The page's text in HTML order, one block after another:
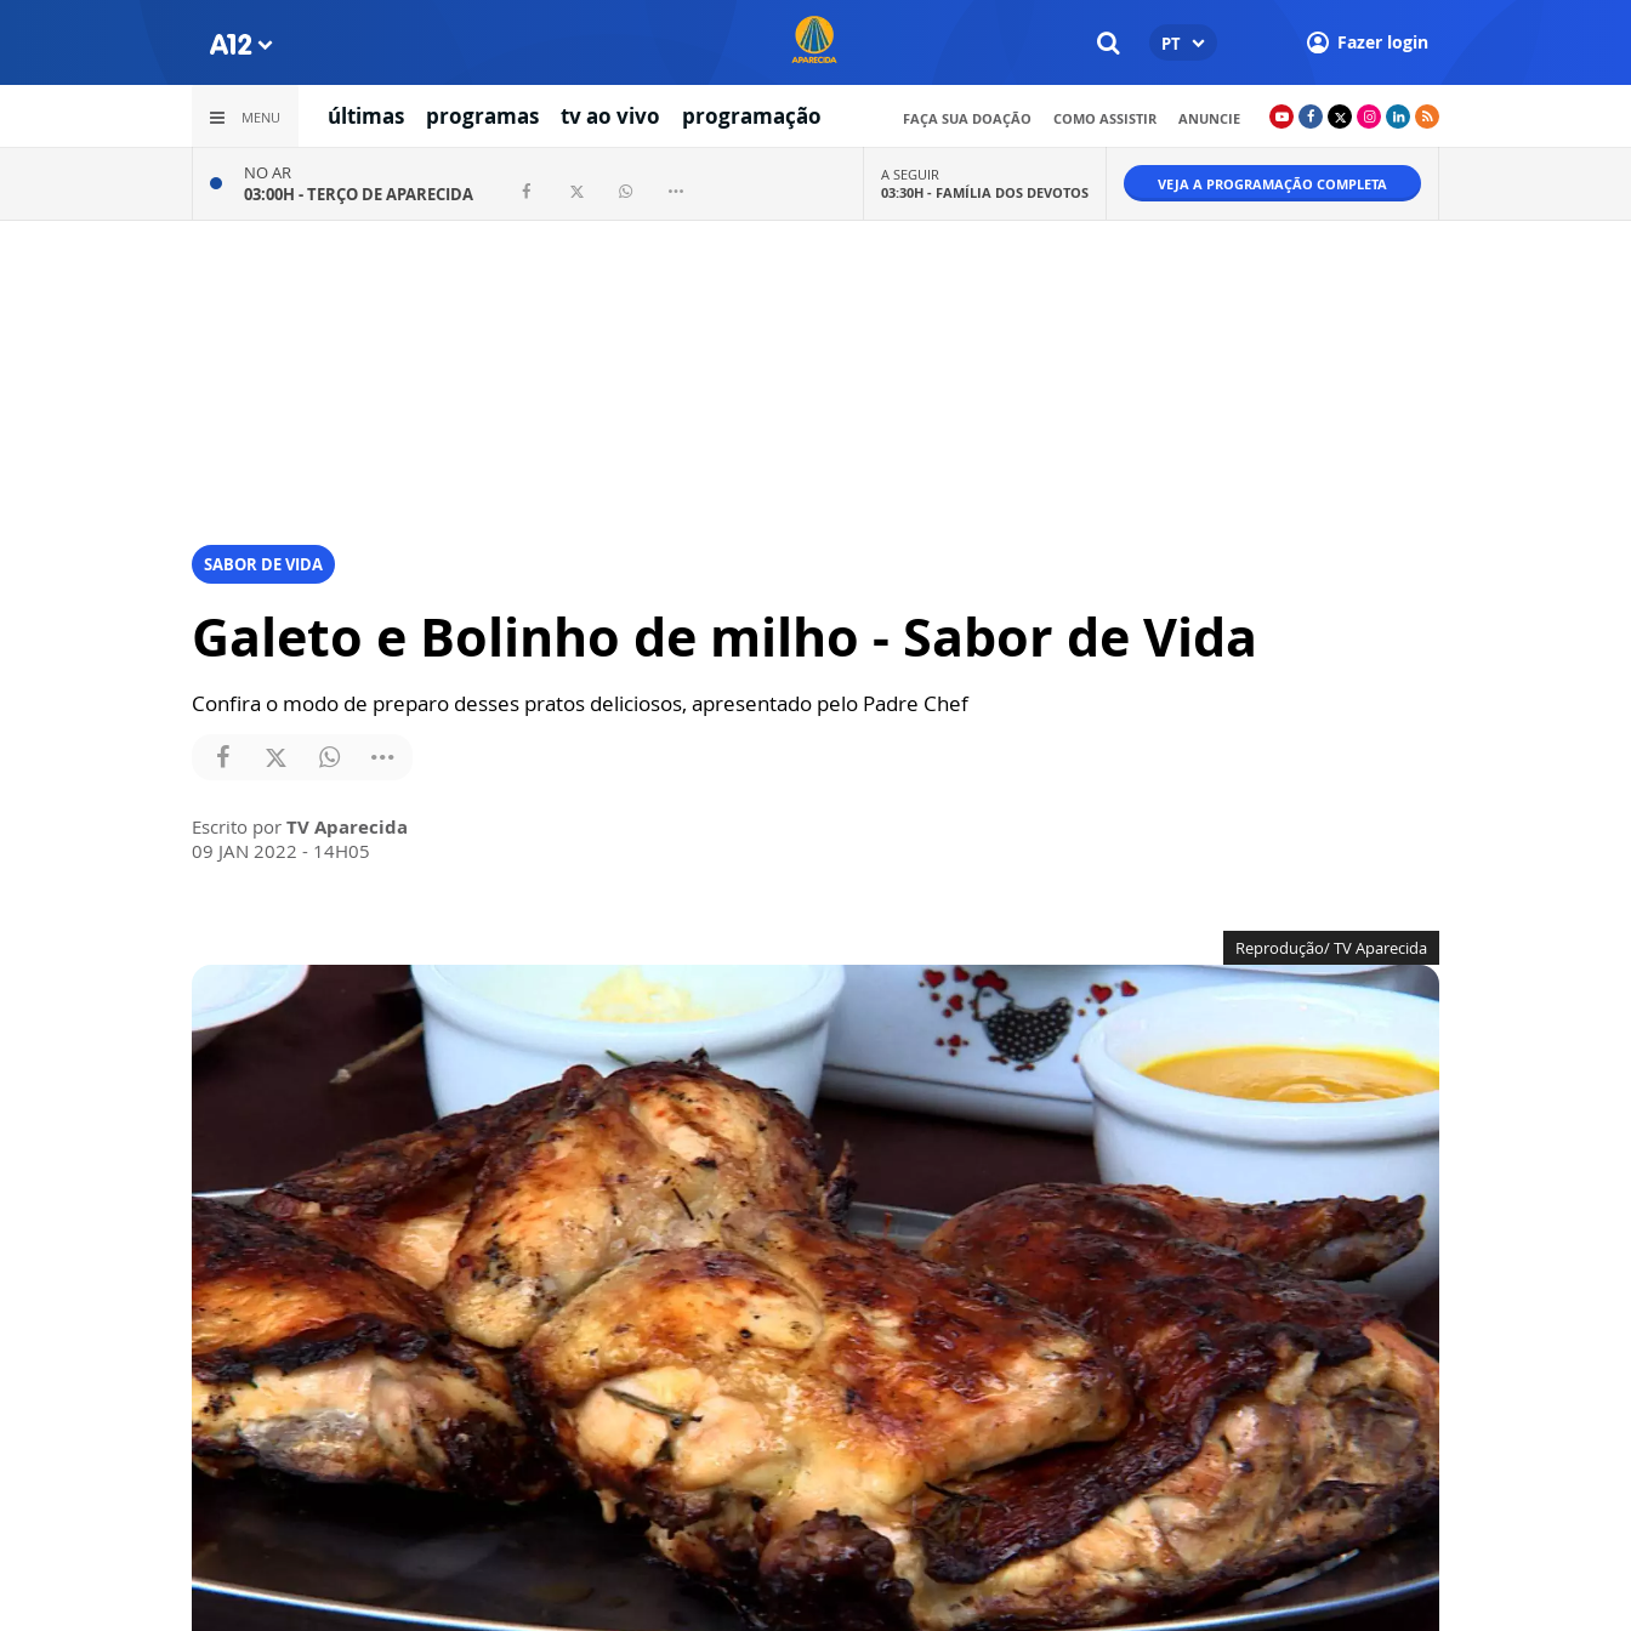
PT Fazer login
MENU últimas programas tv ao vivo programação FAÇA SUA DOAÇÃO COMO ASSISTIR ANUNCIE
NO AR
03:00H -TERÇO DE APARECIDA
A SEGUIR
03:30H - FAMÍLIA DOS DEVOTOS VEJA A PROGRAMAÇÃO COMPLETA
SABOR DE VIDA
Galeto e Bolinho de milho - Sabor de Vida
Confira o modo de preparo desses pratos deliciosos, apresentado pelo Padre Chef
Escrito por TV Aparecida
09 JAN 2022 - 14H05
Reprodução/ TV Aparecida